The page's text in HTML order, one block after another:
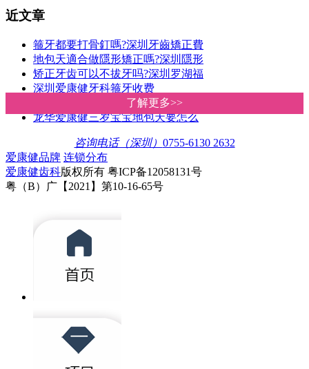
了解更多>>
了解更多>>
近文章
箍牙都要打骨釘嗎?深圳牙齒矯正費
地包天適合做隱形矯正嗎?深圳隱形
矫正牙齿可以不拔牙吗?深圳罗湖福
深圳爱康健牙科箍牙收费
深圳爱康健牙科医院地包天矫正得
龙华爱康健三岁宝宝地包天要怎么
咨询电话（深圳） 0755-6130 2632
爱康健品牌 连锁分布
爱康健齿科版权所有 粤ICP备12058131号
粤（B）广【2021】第10-16-65号